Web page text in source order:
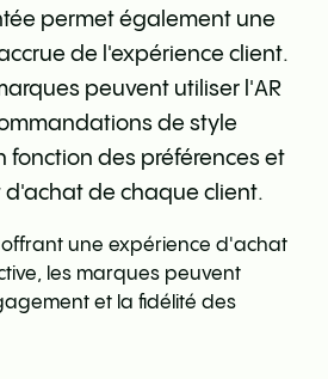
permet également une
de l'expérience client.
peuvent utiliser l'AR
de style
fonction des préférences et
de chaque client.
offrant une expérience d'achat
les marques peuvent
et la fidélité des